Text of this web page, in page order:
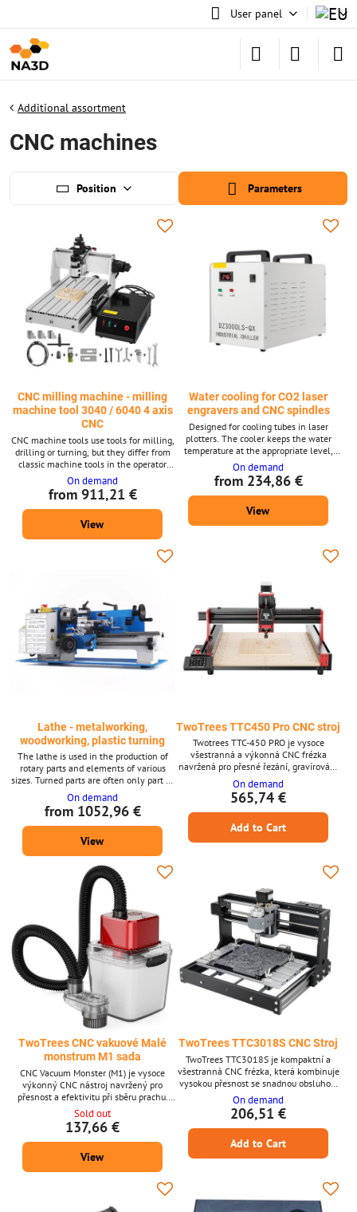
User panel
Additional assortment
CNC machines
Position Parameters
CNC milling machine - milling
machine tool 3040 / 6040 4 axis
CNC
CNC machine tools use tools for milling,
drilling or turning, but they differ from
classic machine tools in the operator
system. The predecessor of advanced
CNC machines was a classic model that
operated according to programmed
commands. Today, the control unit is a
computer, which can realize even
demanding shapes or precise details.
CNC machining centers are mainly
On demand
from 911,21 €
View
Water cooling for CO2 laser
engravers and CNC spindles
Designed for cooling tubes in laser
plotters. The cooler keeps the water
temperature at the appropriate level,
thanks to such cooling the working
parameters of the laser tube are stable.
If you equip your engraver with a cooler,
you will ensure optimal working
conditions for the CO2 tubes and
On demand
from 234,86 €
View
Lathe - metalworking,
woodworking, plastic turning
The lathe is used in the production of
rotary parts and elements of various
sizes. Turned parts are often only part of
a final system or sub-assembly, and we
can find components for internal
combustion engines, fasteners for subsea
gas pipelines in the oil and gas industry,
rotary shafts for aircraft engines or bone
screws for medical applications and
much more.
On demand
from 1052,96 €
View
TwoTrees TTC450 Pro CNC stroj
Twotrees TTC-450 PRO je vysoce
všestranná a výkonná CNC frézka
navržená pro přesné řezání, gravírování
a vyřezávání. Se silným rámem z
hliníkové slitiny a velkou pracovní
plochou 460 x 460 x 80 mm je ideální
pro profesionální i hobby projekty. Nabízí
vynikající výkon na široké škále
materiálů včetně dřeva, akrylu, plastu a
On demand
565,74 €
Add to Cart
TwoTrees CNC vakuové Malé
monstrum M1 sada
CNC Vacuum Monster (M1) je vysoce
výkonný CNC nástroj navržený pro
přesnost a efektivitu při sběru prachu.
Díky svému elegantnímu
transparentnímu a vysoce lesklému
vínově červenému designu je tento
vakuový systém funkční i vizuálně
přitažlivý. Vyroben z odolných
plastových materiálů, je navržen tak,
aby s lehkostí podporoval CNC projekty.
pro TTC450 a...
Sold out
137,66 €
View
TwoTrees TTC3018S CNC Stroj
TwoTrees TTC3018S je kompaktní a
všestranná CNC frézka, která kombinuje
vysokou přesnost se snadnou obsluhou.
Díky své robustní konstrukci a
kompatibilitě s různými měkkými
materiály je ideální pro začátečníky i
zkušené uživatele, ať už pro kutilství,
prototypování nebo malonákladovou
výrobu. Klíčové vlastnosti Pracovní
On demand
206,51 €
Add to Cart